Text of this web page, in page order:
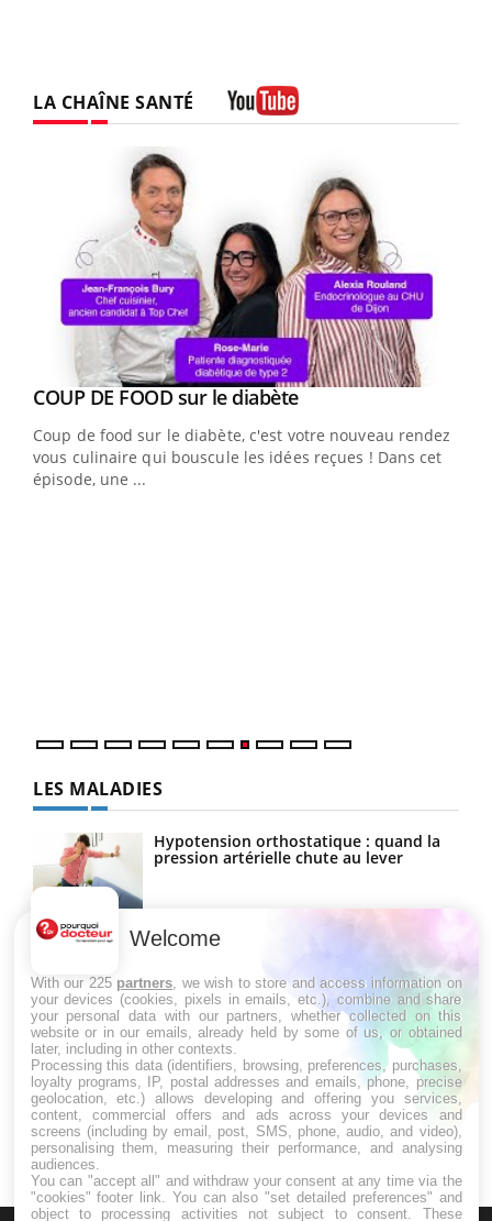
LA CHAÎNE SANTÉ
Youtube
COUP DE FOOD sur le diabèteYoutube
Coup de food sur le diabète, c'est votre nouveau rendez-
vous culinaire qui bouscule les idées reçues ! Dans cet
épisode, une ...
Youtube
Quand l’entreprise mise sur le bien être global
"Les rendez-vous de la santé et de la qualité de vie au
travail" de Pourquoi Docteur reçoivent Régis Blugeon,
DRH et directeur ...
LES MALADIES
Hypotension orthostatique : quand la
pression artérielle chute au lever
Drépanocytose : une déformation des
globules rouges aux conséquences
Maladie de Charcot (Sclérose latérale
amyotrophique)
Welcome
With our 225 partners , we wish to store and access information on
your devices (cookies, pixels in emails, etc.), combine and share
your personal data with our partners, whether collected on this
website or in our emails, already held by some of us, or obtained
later, including in other contexts.
Processing this data (identifiers, browsing, preferences, purchases,
loyalty programs, IP, postal addresses and emails, phone, precise
geolocation, etc.) allows developing and offering you services,
content, commercial offers and ads across your devices and
screens (including by email, post, SMS, phone, audio, and video),
personalising them, measuring their performance, and analysing
audiences.
You can "accept all" and withdraw your consent at any time via the
"cookies" footer link . You can also "set detailed preferences" and
object to processing activities not subject to consent. These